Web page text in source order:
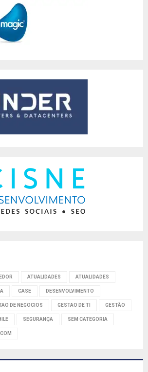
ATUALIDADES ATUALIDADES
CASE DESENVOLVIMENTO
DE NEGOCIOS GESTAO DE TI GESTÃO
SEGURANÇA SEM CATEGORIA